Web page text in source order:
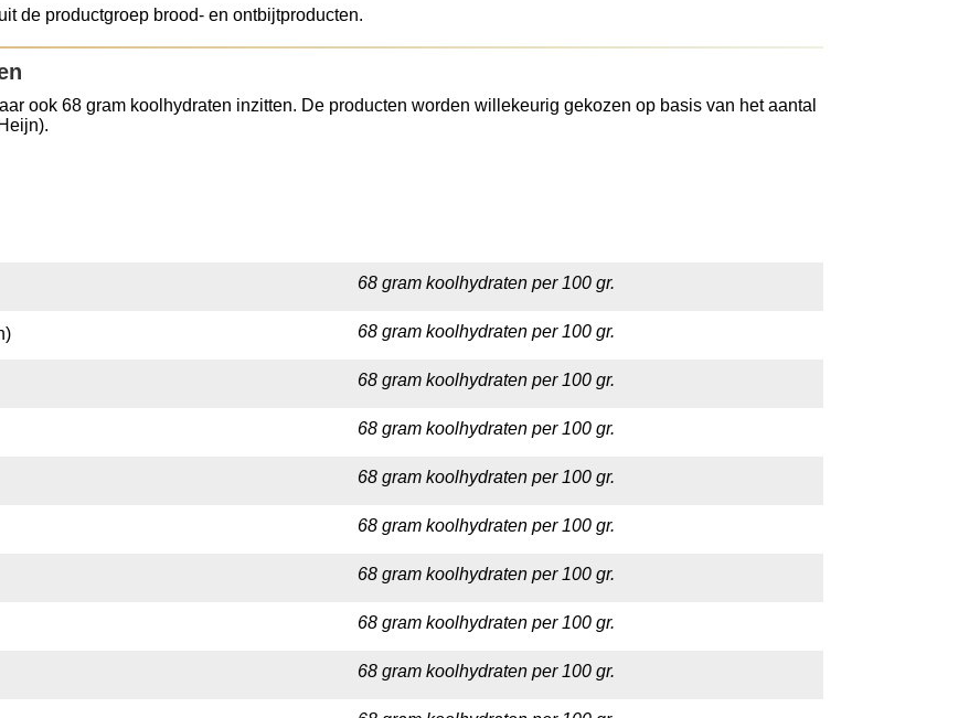
de productgroep brood- en ontbijtproducten.
ook 68 gram koolhydraten inzitten. De producten worden willekeurig gekozen op basis van het aantal
68 gram koolhydraten per 100 gr.
68 gram koolhydraten per 100 gr.
68 gram koolhydraten per 100 gr.
68 gram koolhydraten per 100 gr.
68 gram koolhydraten per 100 gr.
68 gram koolhydraten per 100 gr.
68 gram koolhydraten per 100 gr.
68 gram koolhydraten per 100 gr.
68 gram koolhydraten per 100 gr.